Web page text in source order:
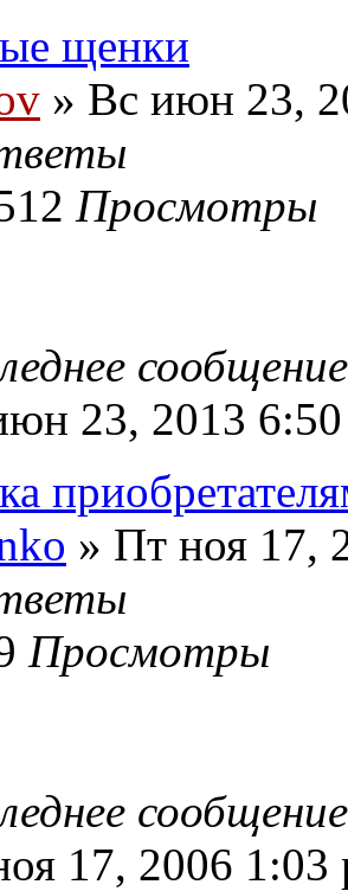
щенки
» Вс июн 23,
Просмотры
23, 2013
» Пт ноя 17,
Просмотры
17, 2006 1:03